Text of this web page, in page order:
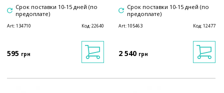
Срок поставки 10-15 дней (по
предоплате)
Art:134710 Код:22640
595 грн
Срок поставки 10-15 дней (по
предоплате)
Art:105463 Код:12477
2 540 грн